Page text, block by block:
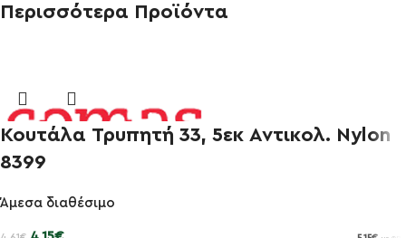
Περισσότερα Προϊόντα
-10%
Κουτάλα Τρυπητή 33, 5εκ Αντικολ. Nylon
8399
Άμεσα διαθέσιμο